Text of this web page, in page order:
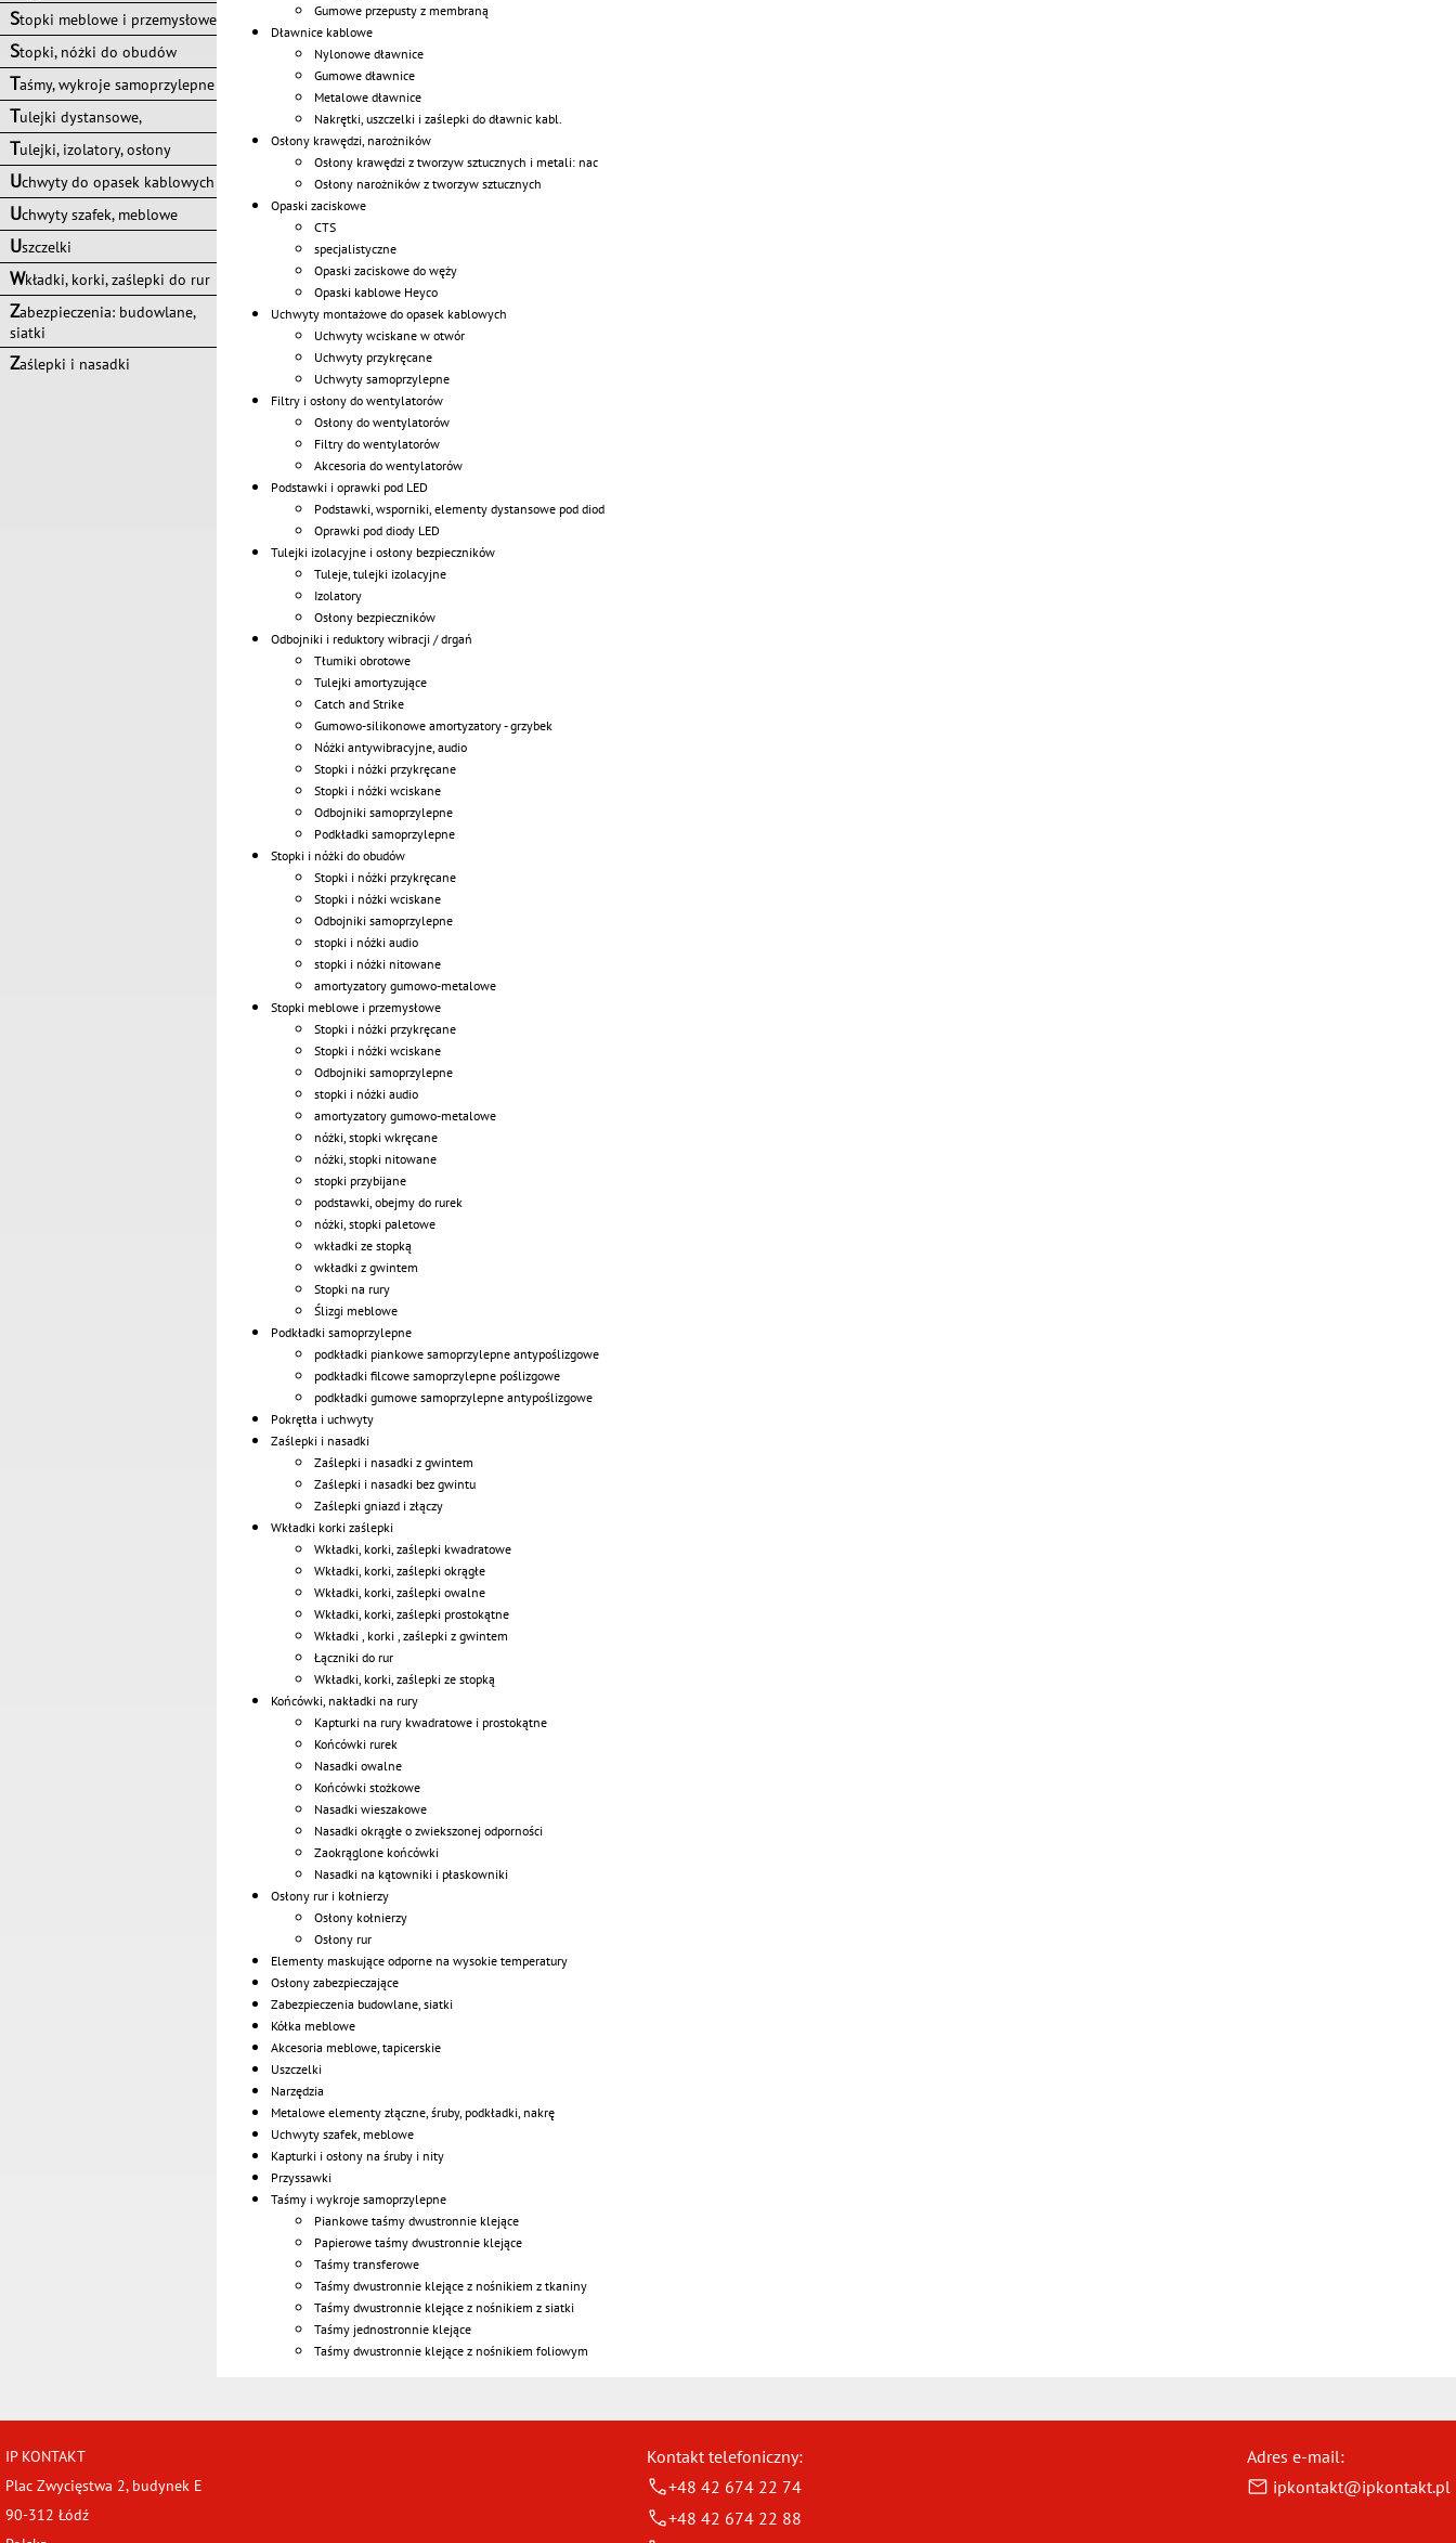
Stopki meblowe i przemysłowe
Stopki, nóżki do obudów
Taśmy, wykroje samoprzylepne
Tulejki dystansowe,
Tulejki, izolatory, osłony
Uchwyty do opasek kablowych
Uchwyty szafek, meblowe
Uszczelki
Wkładki, korki, zaślepki do rur
Zabezpieczenia: budowlane,
siatki
Zaślepki i nasadki
Gumowe przepusty z membraną
Dławnice kablowe
Nylonowe dławnice
Gumowe dławnice
Metalowe dławnice
Nakrętki, uszczelki i zaślepki do dławnic kabl.
Osłony krawędzi, narożników
Osłony krawędzi z tworzyw sztucznych i metali: nac
Osłony narożników z tworzyw sztucznych
Opaski zaciskowe
CTS
specjalistyczne
Opaski zaciskowe do węży
Opaski kablowe Heyco
Uchwyty montażowe do opasek kablowych
Uchwyty wciskane w otwór
Uchwyty przykręcane
Uchwyty samoprzylepne
Filtry i osłony do wentylatorów
Osłony do wentylatorów
Filtry do wentylatorów
Akcesoria do wentylatorów
Podstawki i oprawki pod LED
Podstawki, wsporniki, elementy dystansowe pod diod
Oprawki pod diody LED
Tulejki izolacyjne i osłony bezpieczników
Tuleje, tulejki izolacyjne
Izolatory
Osłony bezpieczników
Odbojniki i reduktory wibracji / drgań
Tłumiki obrotowe
Tulejki amortyzujące
Catch and Strike
Gumowo-silikonowe amortyzatory - grzybek
Nóżki antywibracyjne, audio
Stopki i nóżki przykręcane
Stopki i nóżki wciskane
Odbojniki samoprzylepne
Podkładki samoprzylepne
Stopki i nóżki do obudów
Stopki i nóżki przykręcane
Stopki i nóżki wciskane
Odbojniki samoprzylepne
stopki i nóżki audio
stopki i nóżki nitowane
amortyzatory gumowo-metalowe
Stopki meblowe i przemysłowe
Stopki i nóżki przykręcane
Stopki i nóżki wciskane
Odbojniki samoprzylepne
stopki i nóżki audio
amortyzatory gumowo-metalowe
nóżki, stopki wkręcane
nóżki, stopki nitowane
stopki przybijane
podstawki, obejmy do rurek
nóżki, stopki paletowe
wkładki ze stopką
wkładki z gwintem
Stopki na rury
Ślizgi meblowe
Podkładki samoprzylepne
podkładki piankowe samoprzylepne antypoślizgowe
podkładki filcowe samoprzylepne poślizgowe
podkładki gumowe samoprzylepne antypoślizgowe
Pokrętła i uchwyty
Zaślepki i nasadki
Zaślepki i nasadki z gwintem
Zaślepki i nasadki bez gwintu
Zaślepki gniazd i złączy
Wkładki korki zaślepki
Wkładki, korki, zaślepki kwadratowe
Wkładki, korki, zaślepki okrągłe
Wkładki, korki, zaślepki owalne
Wkładki, korki, zaślepki prostokątne
Wkładki , korki , zaślepki z gwintem
Łączniki do rur
Wkładki, korki, zaślepki ze stopką
Końcówki, nakładki na rury
Kapturki na rury kwadratowe i prostokątne
Końcówki rurek
Nasadki owalne
Końcówki stożkowe
Nasadki wieszakowe
Nasadki okrągłe o zwiekszonej odporności
Zaokrąglone końcówki
Nasadki na kątowniki i płaskowniki
Osłony rur i kołnierzy
Osłony kołnierzy
Osłony rur
Elementy maskujące odporne na wysokie temperatury
Osłony zabezpieczające
Zabezpieczenia budowlane, siatki
Kółka meblowe
Akcesoria meblowe, tapicerskie
Uszczelki
Narzędzia
Metalowe elementy złączne, śruby, podkładki, nakrę
Uchwyty szafek, meblowe
Kapturki i osłony na śruby i nity
Przyssawki
Taśmy i wykroje samoprzylepne
Piankowe taśmy dwustronnie klejące
Papierowe taśmy dwustronnie klejące
Taśmy transferowe
Taśmy dwustronnie klejące z nośnikiem z tkaniny
Taśmy dwustronnie klejące z nośnikiem z siatki
Taśmy jednostronnie klejące
Taśmy dwustronnie klejące z nośnikiem foliowym
IP KONTAKT
Plac Zwycięstwa 2, budynek E
90-312 Łódź
Kontakt telefoniczny:
+48 42 674 22 74
+48 42 674 22 88
Adres e-mail:
ipkontakt@ipkontakt.pl